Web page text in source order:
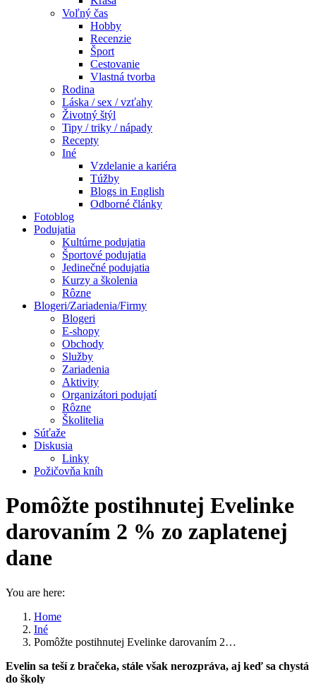
Voľný čas
Hobby
Recenzie
Šport
Cestovanie
Vlastná tvorba
Rodina
Láska / sex / vzťahy
Životný štýl
Tipy / triky / nápady
Recepty
Iné
Vzdelanie a kariéra
Túžby
Blogs in English
Odborné články
Fotoblog
Podujatia
Kultúrne podujatia
Športové podujatia
Jedinečné podujatia
Kurzy a školenia
Rôzne
Blogeri/Zariadenia/Firmy
Blogeri
E-shopy
Obchody
Služby
Zariadenia
Aktivity
Organizátori podujatí
Rôzne
Školitelia
Súťaže
Diskusia
Linky
Požičovňa kníh
Pomôžte postihnutej Evelinke
darovaním 2 % zo zaplatenej
dane
You are here:
Home
Iné
Pomôžte postihnutej Evelinke darovaním 2…
Evelin sa teší z bračeka, stále však nerozpráva, aj keď sa chystá
do školy